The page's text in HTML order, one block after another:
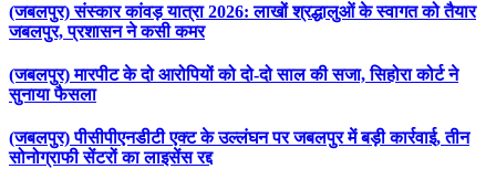
(जबलपुर) संस्कार कांवड़ यात्रा 2026: लाखों श्रद्धालुओं के स्वागत को तैयार
जबलपुर, प्रशासन ने कसी कमर
(जबलपुर) मारपीट के दो आरोपियों को दो-दो साल की सजा, सिहोरा कोर्ट ने
सुनाया फैसला
(जबलपुर) पीसीपीएनडीटी एक्ट के उल्लंघन पर जबलपुर में बड़ी कार्रवाई, तीन
सोनोग्राफी सेंटरों का लाइसेंस रद्द